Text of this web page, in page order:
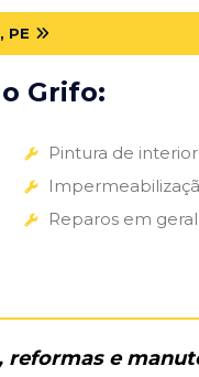
PE
Grifo:
Pintura de
Reparos em geral
reformas e